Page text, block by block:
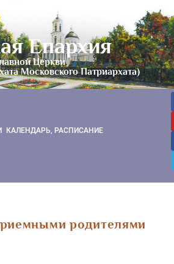
Епархия
Церкви
Московского Патриархата)
КАЛЕНДАРЬ, РАСПИСАНИЕ
родителями